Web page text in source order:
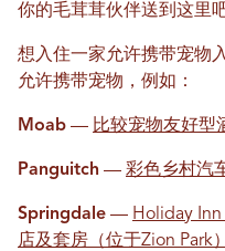
你的毛茸茸伙伴送到这里
想入住一家允许携带宠物
允许携带宠物，例如：
Moab — 比较宠物友好型
Panguitch — 彩色乡村汽
Springdale — Holiday
店及套房（位于Zion Park）